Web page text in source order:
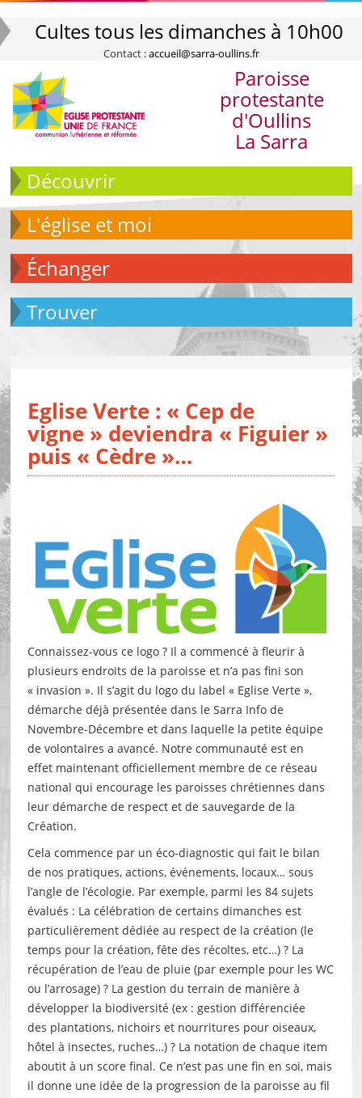
Cultes tous les dimanches à 10h00
Contact :accueil@sarra-oullins.fr
Paroisse
protestante
d'Oullins
La Sarra
Découvrir
L'église et moi
échanger
Trouver
Eglise Verte : « Cep de
vigne » deviendra « Figuier »
puis « Cèdre »…
Connaissez-vous ce logo ? Il a commencé à fleurir à
plusieurs endroits de la paroisse et n’a pas fini son
« invasion ». Il s’agit du logo du label « Eglise Verte »,
démarche déjà présentée dans le Sarra Info de
Novembre-Décembre et dans laquelle la petite équipe
de volontaires a avancé. Notre communauté est en
effet maintenant officiellement membre de ce réseau
national qui encourage les paroisses chrétiennes dans
leur démarche de respect et de sauvegarde de la
Création.
Cela commence par un éco-diagnostic qui fait le bilan
de nos pratiques, actions, événements, locaux… sous
l’angle de l’écologie. Par exemple, parmi les 84 sujets
évalués : La célébration de certains dimanches est
particulièrement dédiée au respect de la création (le
temps pour la création, fête des récoltes, etc…) ? La
récupération de l’eau de pluie (par exemple pour les WC
ou l’arrosage) ? La gestion du terrain de manière à
développer la biodiversité (ex : gestion différenciée
des plantations, nichoirs et nourritures pour oiseaux,
hôtel à insectes, ruches…) ? La notation de chaque item
aboutit à un score final. Ce n’est pas une fin en soi, mais
il donne une idée de la progression de la paroisse au fil